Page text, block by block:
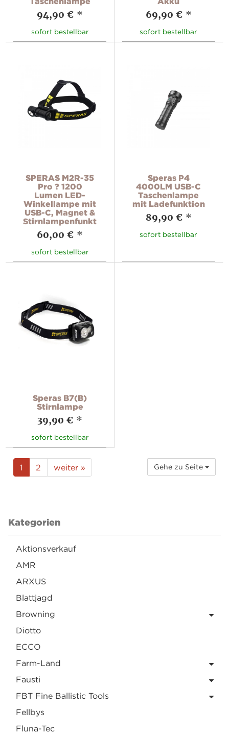
94,90 € *
sofort bestellbar
69,90 € *
sofort bestellbar
SPERAS M2R-35
Pro ? 1200
Lumen LED-
Winkellampe mit
USB-C, Magnet &
Stirnlampenfunktion
60,00 € *
sofort bestellbar
Speras P4
4000LM USB-C
Taschenlampe
mit Ladefunktion
89,90 € *
sofort bestellbar
Speras B7(B)
Stirnlampe
39,90 € *
sofort bestellbar
1 2 weiter » Gehe zu Seite
Kategorien
Aktionsverkauf
AMR
ARXUS
Blattjagd
Browning
Diotto
ECCO
Farm-Land
Fausti
FBT Fine Ballistic Tools
Fellbys
Fluna-Tec